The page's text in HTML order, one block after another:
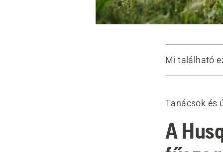
Mi található
A damil
Tanácsok és
A